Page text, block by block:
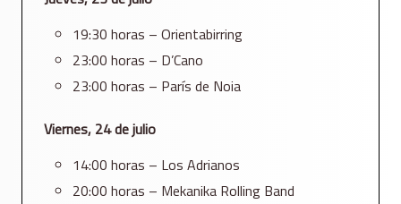
19:30 horas – Orientabirring
23:00 horas – D’Cano
23:00 horas – París de Noia
Viernes, 24 de julio
14:00 horas – Los Adrianos
20:00 horas – Mekanika Rolling Band